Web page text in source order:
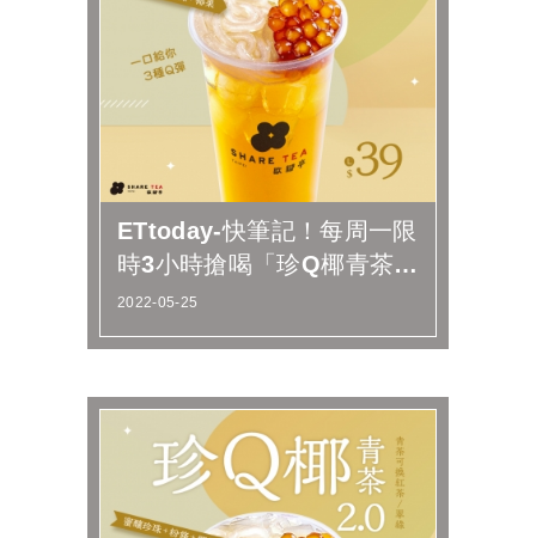
ETtoday-快筆記！每周一限
時3小時搶喝「珍Q椰青茶買
1送1」
2022-05-25